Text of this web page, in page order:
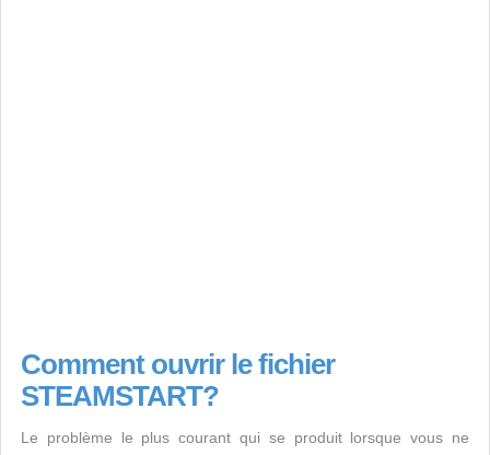
Comment ouvrir le fichier
STEAMSTART?
Le problème le plus courant qui se produit lorsque vous ne